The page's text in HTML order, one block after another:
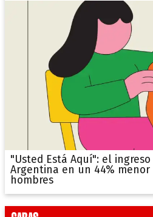
"Usted Está Aquí": el
Argentina en un 44%
hombres